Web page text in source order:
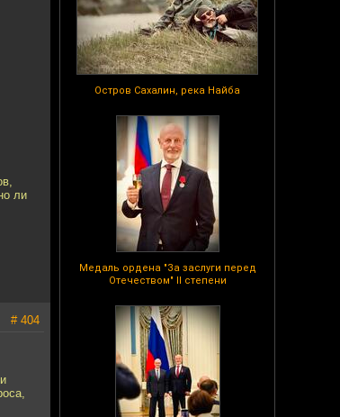
Остров Сахалин, река Найба
Медаль ордена "За заслуги перед
Отечеством" II степени
ли
# 404